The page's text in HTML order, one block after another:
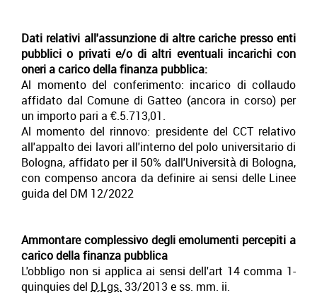
Dati relativi all'assunzione di altre cariche presso enti
pubblici o privati e/o di altri eventuali incarichi con
oneri a carico della finanza pubblica:
Al momento del conferimento: incarico di collaudo
affidato dal Comune di Gatteo (ancora in corso) per
un importo pari a €.5.713,01.
Al momento del rinnovo: presidente del CCT relativo
all'appalto dei lavori all'interno del polo universitario di
Bologna, affidato per il 50% dall'Università di Bologna,
con compenso ancora da definire ai sensi delle Linee
guida del DM 12/2022
Ammontare complessivo degli emolumenti percepiti a
carico della finanza pubblica
L'obbligo non si applica ai sensi dell'art 14 comma 1-
quinquies del D.Lgs. 33/2013 e ss. mm. ii.